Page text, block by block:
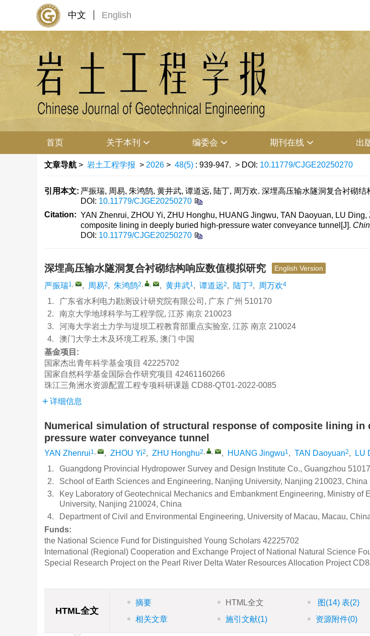
中文 English
首页 关于本刊 编委会 期刊在线 出
文章导航 > 岩土工程学报 > 2026 > 48(5) : 939-947. > DOI: 10.11779/CJGE20250270
引用本文: 严振瑞, 周易, 朱鸿鹄, 黄井武, 谭道远, 陆丁, 周万欢. 深埋高压输水隧洞复合衬砌
DOI: 10.11779/CJGE20250270
Citation: YAN Zhenrui, ZHOU Yi, ZHU Honghu, HUANG Jingwu, TAN Daoyuan, LU
composite lining in deeply buried high-pressure water conveyance tunnel[J].
DOI: 10.11779/CJGE20250270
深埋高压输水隧洞复合衬砌结构响应数值模拟研究 English Version
严振瑞1, , 周易2, 朱鸿鹄2, , , 黄井武1, 谭道远2, 陆丁3, 周万欢4
1.
广东省水利电力勘测设计研究院有限公司, 广东 广州 510170
2.
南京大学地球科学与工程学院, 江苏 南京 210023
3.
河海大学岩土力学与堤坝工程教育部重点实验室, 江苏 南京 210024
4.
澳门大学土木及环境工程系, 澳门 中国
基金项目:
国家杰出青年科学基金项目 42225702
国家自然科学基金国际合作研究项目 42461160266
珠江三角洲水资源配置工程专项科研课题 CD88-QT01-2022-0085
详细信息
Numerical simulation of structural response of composite lining in
pressure water conveyance tunnel
YAN Zhenrui1, , ZHOU Yi2, ZHU Honghu2, , , HUANG Jingwu1, TAN Daoyuan2, LU
1.
Guangdong Provincial Hydropower Survey and Design Institute Co., Guangzhou
2.
School of Earth Sciences and Engineering, Nanjing University, Nanjing 210023, China
3.
Key Laboratory of Geotechnical Mechanics and Embankment Engineering, Ministry of
University, Nanjing 210024, China
4.
Department of Civil and Environmental Engineering, University of Macau, Macau,
Funds:
the National Science Fund for Distinguished Young Scholars 42225702
International (Regional) Cooperation and Exchange Project of National Natural Science
Special Research Project on the Pearl River Delta Water Resources Allocation Project
HTML全文
摘要 HTML全文 图 (14) 表(2)
相关文章
施引文献(1) 资源附件(0)